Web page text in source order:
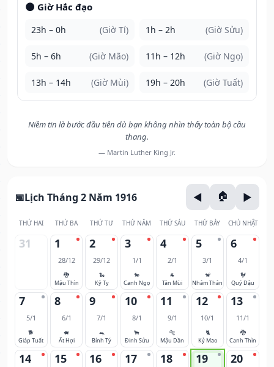
🌑 Giờ Hắc đạo
23h – 0h (Giờ Tí) 1h – 2h (Giờ Sửu)
5h – 6h (Giờ Mão) 11h – 12h (Giờ Ngọ)
13h – 14h (Giờ Mùi) 19h – 20h (Giờ Tuất)
Niềm tin là bước đầu tiên dù bạn không nhìn thấy toàn bộ cầu
thang.
— Martin Luther King Jr.
Lịch Tháng 2 Năm 1916
THỨ HAI THỨ BA THỨ TƯ THỨ NĂM THỨ SÁU THỨ BẢY CHỦ NHẬT
31 1
28/12
🐉
Mậu Thìn
2
29/12
🐍
Kỷ Tỵ
3
1/1
🐎
Canh Ngọ
4
2/1
🐐
Tân Mùi
5
3/1
🐒
Nhâm Thân
6
4/1
🐓
Quý Dậu
7
5/1
🐕
Giáp Tuất
8
6/1
🐖
Ất Hợi
9
7/1
🐀
Bính Tý
10
8/1
🐂
Đinh Sửu
11
9/1
🐅
Mậu Dần
12
10/1
🐈
Kỷ Mão
13
11/1
🐉
Canh Thìn
14 15 16 17 18 19 20